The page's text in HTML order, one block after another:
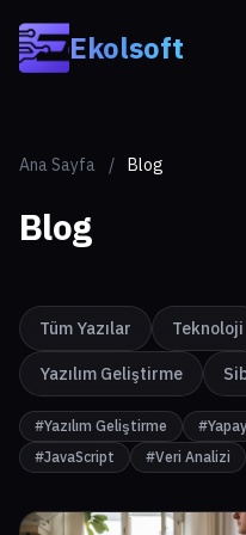
Ekolsoft
Ana Sayfa / Blog
Blog
Tüm Yazılar Teknoloji
Yazılım Geliştirme
#Yazılım Geliştirme
#JavaScript
#Veri Analizi